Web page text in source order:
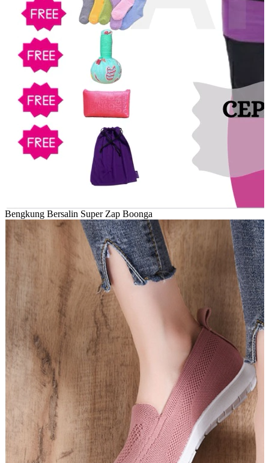
Bengkung Bersalin Super Zap Boonga